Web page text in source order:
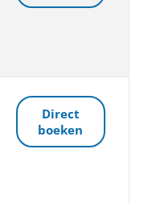
Direct
boeken